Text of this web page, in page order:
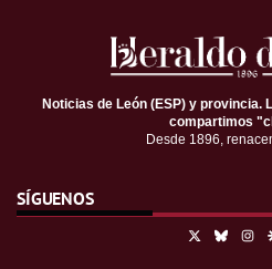
Noticias de León (ESP) y provincia.
compartimos
Desde 1896,
SÍGUENOS